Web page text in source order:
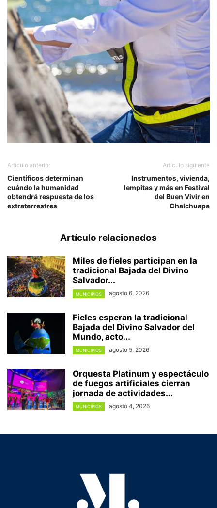
Artículo anterior
Científicos determinan
cuándo la humanidad
obtendrá respuesta de los
extraterrestres
Artículo siguiente
Instrumentos, vivienda,
lempitas y más en Festival
del Buen Vivir en
Chalchuapa
Artículo relacionados
Miles de fieles participan en la
tradicional Bajada del Divino
Salvador...
MUNICIPIOS agosto 6, 2026
Fieles esperan la tradicional
Bajada del Divino Salvador del
Mundo, acto...
MUNICIPIOS agosto 5, 2026
Orquesta Platinum y espectáculo
de fuegos artificiales cierran
jornada de actividades...
MUNICIPIOS agosto 4, 2026